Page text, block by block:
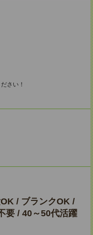
さい！
/ ブランクOK /
要 / 40～50代活躍